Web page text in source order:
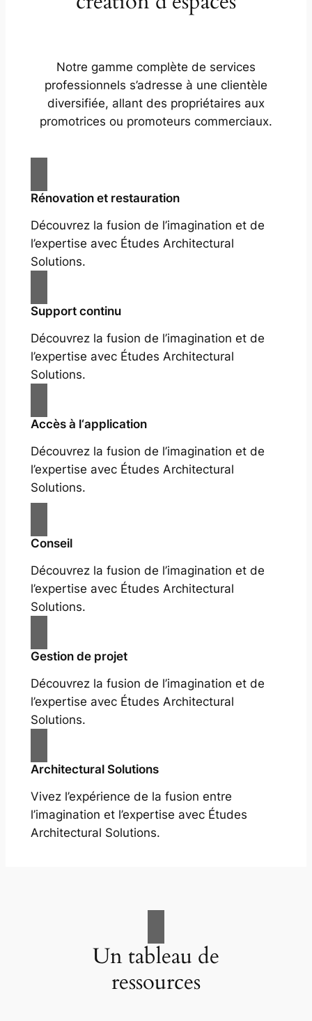
Notre gamme complète de services
professionnels s’adresse à une clientèle
diversifiée, allant des propriétaires aux
promotrices ou promoteurs commerciaux.
Rénovation et restauration
Découvrez la fusion de l’imagination et de
l’expertise avec Études Architectural
Solutions.
Support continu
Découvrez la fusion de l’imagination et de
l’expertise avec Études Architectural
Solutions.
Accès à l‘application
Découvrez la fusion de l’imagination et de
l’expertise avec Études Architectural
Solutions.
Conseil
Découvrez la fusion de l’imagination et de
l’expertise avec Études Architectural
Solutions.
Gestion de projet
Découvrez la fusion de l’imagination et de
l’expertise avec Études Architectural
Solutions.
Architectural Solutions
Vivez l’expérience de la fusion entre
l’imagination et l’expertise avec Études
Architectural Solutions.
Un tableau de
ressources